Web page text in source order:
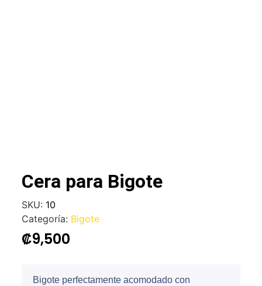
Cera para Bigote
SKU: 10
Categoría: Bigote
₡9,500
Bigote perfectamente acomodado con